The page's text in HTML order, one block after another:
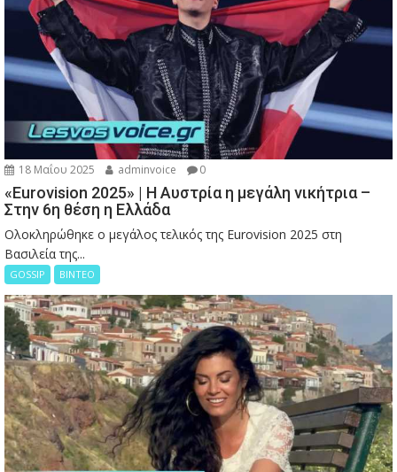
18 Μαΐου 2025 adminvoice 0
«Eurovision 2025» | Η Αυστρία η μεγάλη νικήτρια –
Στην 6η θέση η Ελλάδα
Ολοκληρώθηκε ο μεγάλος τελικός της Eurovision 2025 στη
Βασιλεία της...
GOSSIP ΒΙΝΤΕΟ